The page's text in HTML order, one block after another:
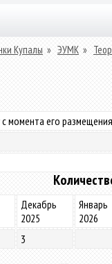
Купалы » ЭУМК »
момента его
Декабрь
2025
Январь
2026
3